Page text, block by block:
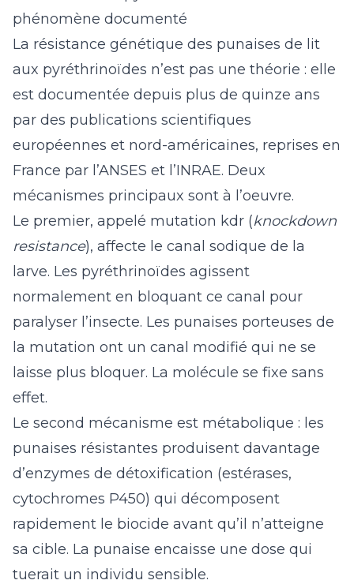
phénomène documenté
La résistance génétique des punaises de lit
aux pyréthrinoïdes n’est pas une théorie : elle
est documentée depuis plus de quinze ans
par des publications scientifiques
européennes et nord-américaines, reprises en
France par l’ANSES et l’INRAE. Deux
mécanismes principaux sont à l’oeuvre.
Le premier, appelé mutation kdr (knockdown
resistance), affecte le canal sodique de la
larve. Les pyréthrinoïdes agissent
normalement en bloquant ce canal pour
paralyser l’insecte. Les punaises porteuses de
la mutation ont un canal modifié qui ne se
laisse plus bloquer. La molécule se fixe sans
effet.
Le second mécanisme est métabolique : les
punaises résistantes produisent davantage
d’enzymes de détoxification (estérases,
cytochromes P450) qui décomposent
rapidement le biocide avant qu’il n’atteigne
sa cible. La punaise encaisse une dose qui
tuerait un individu sensible.